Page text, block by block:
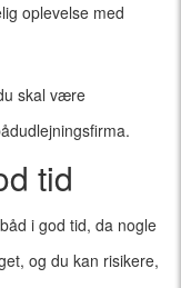
oplevelse med
skal være
tid
i god tid, da nogle
og du kan risikere,